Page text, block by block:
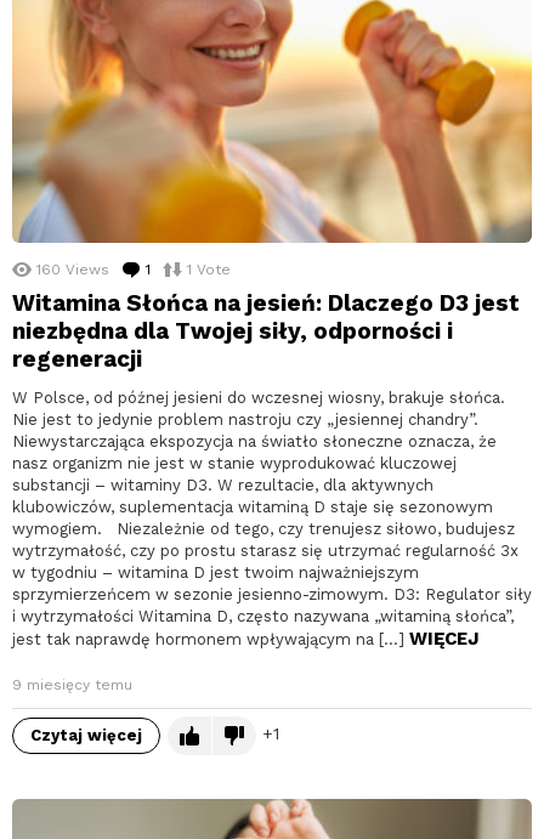
160 Views 1 komentarz
1 Vote
Witamina Słońca na jesień: Dlaczego D3 jest
niezbędna dla Twojej siły, odporności i
regeneracji
W Polsce, od późnej jesieni do wczesnej wiosny, brakuje słońca.
Nie jest to jedynie problem nastroju czy „jesiennej chandry”.
Niewystarczająca ekspozycja na światło słoneczne oznacza, że
nasz organizm nie jest w stanie wyprodukować kluczowej
substancji – witaminy D3. W rezultacie, dla aktywnych
klubowiczów, suplementacja witaminą D staje się sezonowym
wymogiem. Niezależnie od tego, czy trenujesz siłowo, budujesz
wytrzymałość, czy po prostu starasz się utrzymać regularność 3x
w tygodniu – witamina D jest twoim najważniejszym
sprzymierzeńcem w sezonie jesienno-zimowym. D3: Regulator siły
i wytrzymałości Witamina D, często nazywana „witaminą słońca”,
jest tak naprawdę hormonem wpływającym na […] WIĘCEJ
9 miesięcy temu
Czytaj więcej 1